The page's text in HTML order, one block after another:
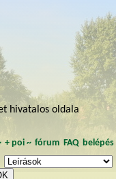
hivatalos oldala
+ poi~ fórum FAQ belépés